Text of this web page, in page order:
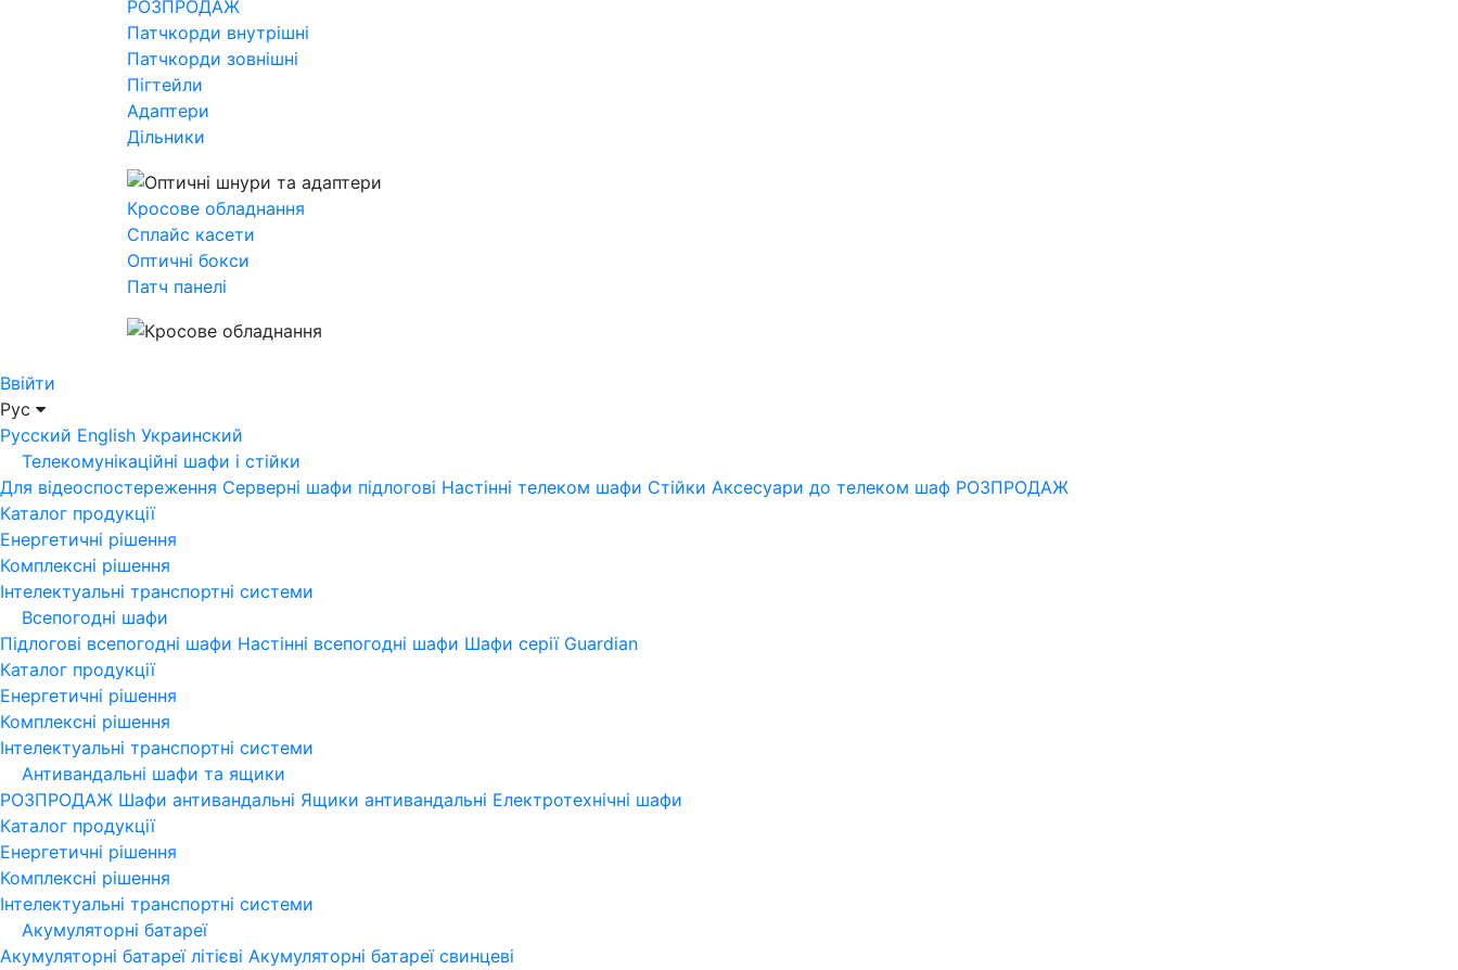
РОЗПРОДАЖ
Патчкорди внутрішні
Патчкорди зовнішні
Пігтейли
Адаптери
Дільники
Кросове обладнання
Сплайс касети
Оптичні бокси
Патч панелі
Ввійти
Рус
Русский English Украинский
Телекомунікаційні шафи і стійки
Для відеоспостереження Серверні шафи підлогові Настінні телеком шафи Стійки Аксесуари до телеком шаф РОЗПРОДАЖ
Каталог продукції
Енергетичні рішення
Комплексні рішення
Інтелектуальні транспортні системи
Всепогодні шафи
Підлогові всепогодні шафи Настінні всепогодні шафи Шафи серії Guardian
Каталог продукції
Енергетичні рішення
Комплексні рішення
Інтелектуальні транспортні системи
Антивандальні шафи та ящики
РОЗПРОДАЖ Шафи антивандальні Ящики антивандальні Електротехнічні шафи
Каталог продукції
Енергетичні рішення
Комплексні рішення
Інтелектуальні транспортні системи
Акумуляторні батареї
Акумуляторні батареї літієві Акумуляторні батареї свинцеві